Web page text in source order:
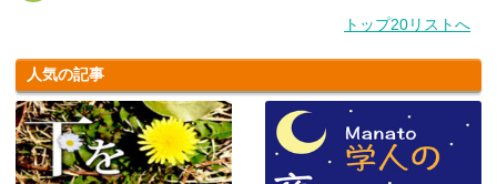
トップ20リストへ
人気の記事